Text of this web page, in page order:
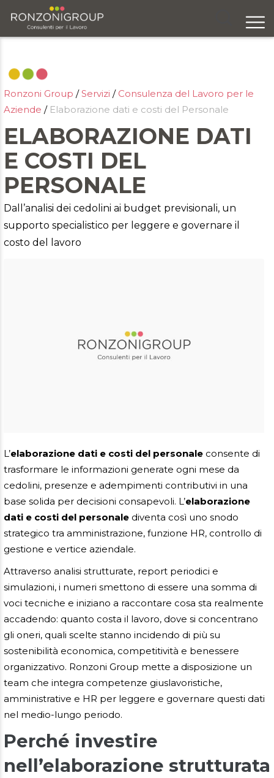
Servizi
Formazione
Eventi
Ricerca e selezione
Responsabilità sociale
Ronzoni Group /Servizi / Consulenza del Lavoro per le
Aziende / Elaborazione dati e costi del Personale
ELABORAZIONE DATI
E COSTI DEL
PERSONALE
Dall’analisi dei cedolini ai budget previsionali, un
supporto specialistico per leggere e governare il
costo del lavoro
L’elaborazione dati e costi del personale consente di
trasformare le informazioni generate ogni mese da
cedolini, presenze e adempimenti contributivi in una
base solida per decisioni consapevoli. L’elaborazione
dati e costi del personale diventa così uno snodo
strategico tra amministrazione, funzione HR, controllo di
gestione e vertice aziendale.
Attraverso analisi strutturate, report periodici e
simulazioni, i numeri smettono di essere una somma di
voci tecniche e iniziano a raccontare cosa sta realmente
accadendo: quanto costa il lavoro, dove si concentrano
gli oneri, quali scelte stanno incidendo di più su
sostenibilità economica, competitività e benessere
organizzativo. Ronzoni Group mette a disposizione un
team che integra competenze giuslavoristiche,
amministrative e HR per leggere e governare questi dati
nel medio-lungo periodo.
Perché investire
nell’elaborazione strutturata